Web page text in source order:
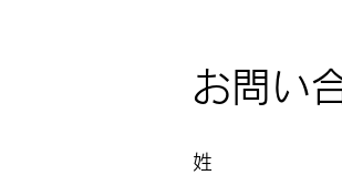
お問い
姓